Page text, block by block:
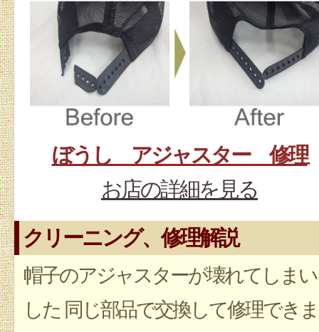
ぼうし アジャスター 修理
お店の詳細を見る
クリーニング、修理解説
帽子のアジャスターが壊れてしま
した 同じ部品で交換して修理できま